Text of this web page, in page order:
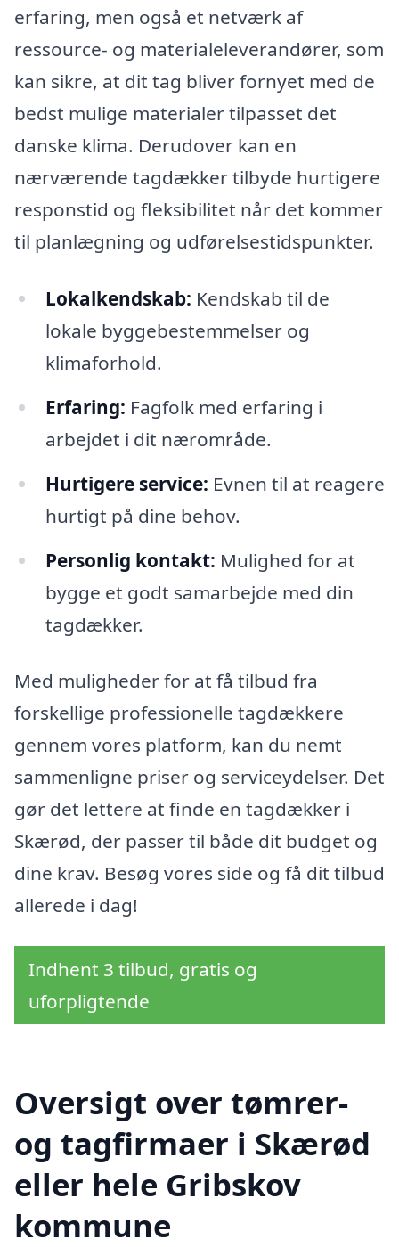
erfaring, men også et netværk af
ressource- og materialeleverandører, som
kan sikre, at dit tag bliver fornyet med de
bedst mulige materialer tilpasset det
danske klima. Derudover kan en
nærværende tagdækker tilbyde hurtigere
responstid og fleksibilitet når det kommer
til planlægning og udførelsestidspunkter.
Lokalkendskab: Kendskab til de
lokale byggebestemmelser og
klimaforhold.
Erfaring: Fagfolk med erfaring i
arbejdet i dit nærområde.
Hurtigere service: Evnen til at reagere
hurtigt på dine behov.
Personlig kontakt: Mulighed for at
bygge et godt samarbejde med din
tagdækker.
Med muligheder for at få tilbud fra
forskellige professionelle tagdækkere
gennem vores platform, kan du nemt
sammenligne priser og serviceydelser. Det
gør det lettere at finde en tagdækker i
Skærød, der passer til både dit budget og
dine krav. Besøg vores side og få dit tilbud
allerede i dag!
Indhent 3 tilbud, gratis og
uforpligtende
Oversigt over tømrer-
og tagfirmaer i Skærød
eller hele Gribskov
kommune